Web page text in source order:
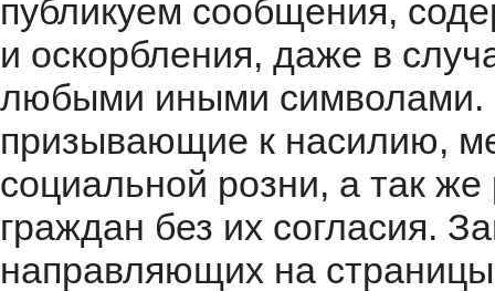
публикуем сообщения,
и оскорбления, даже в
любыми иными символами.
призывающие к насилию,
социальной розни, а так
граждан без их согласия.
направляющих на